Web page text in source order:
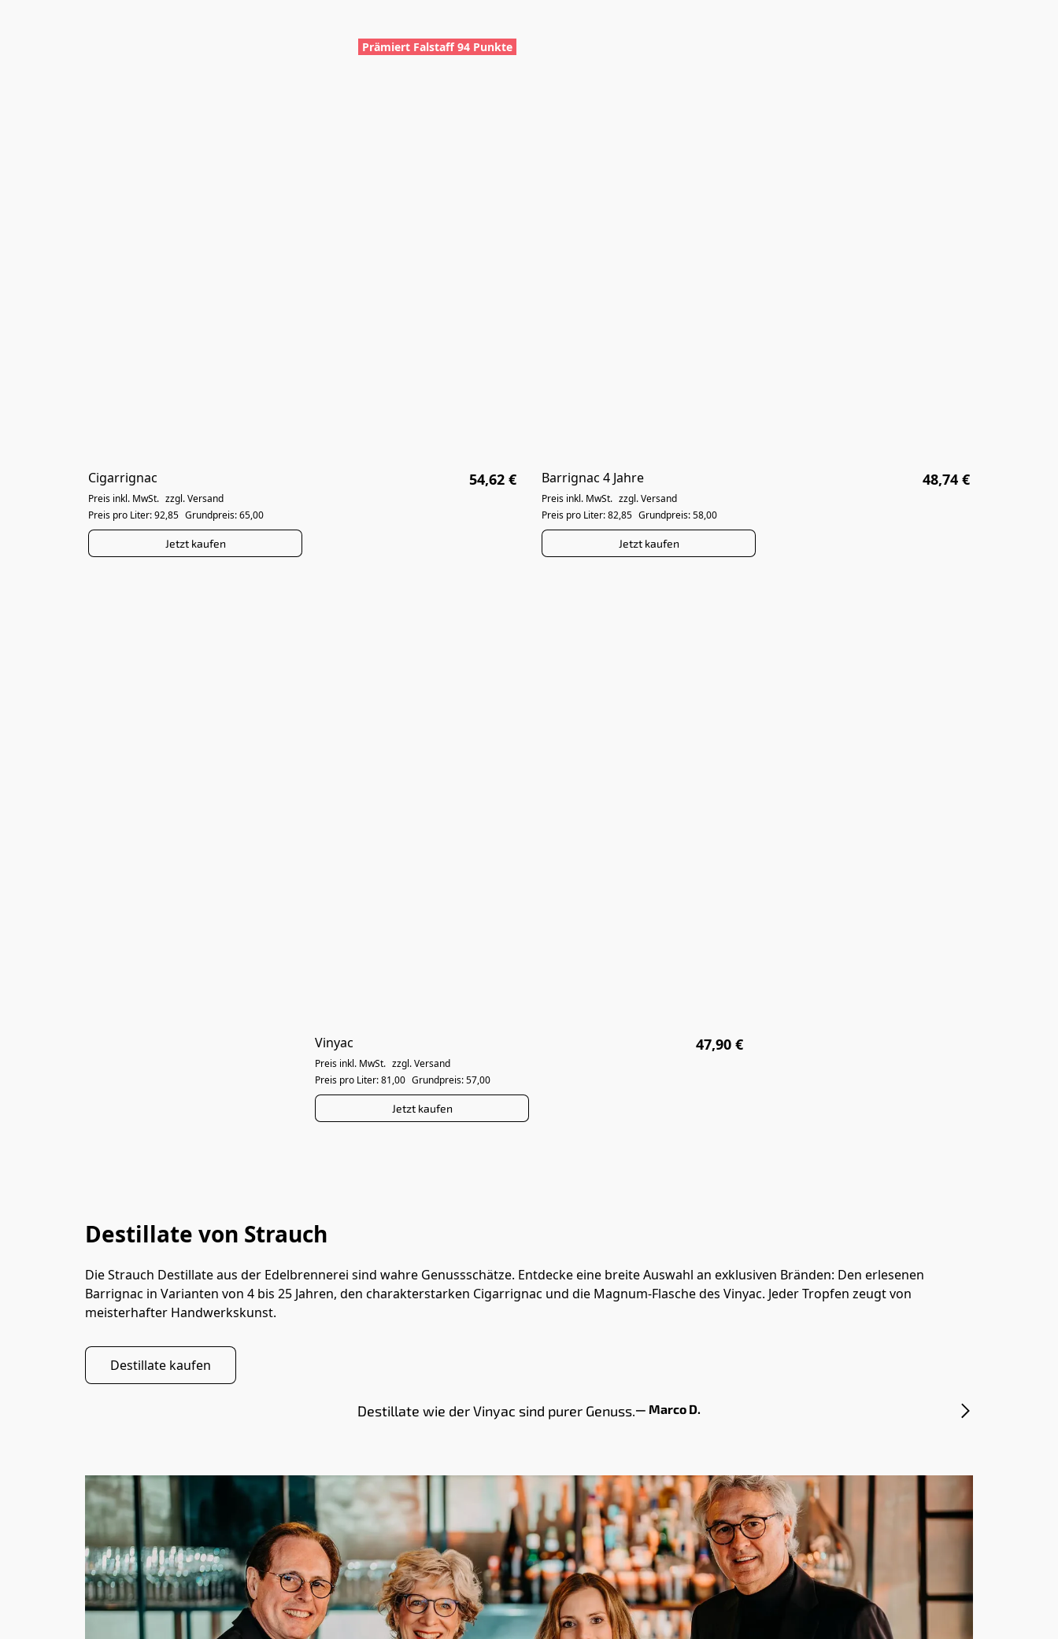
Prämiert Falstaff 94 Punkte
54,62 €
Cigarrignac
Preis inkl. MwSt. zzgl. Versand
Preis pro Liter: 92,85 Grundpreis: 65,00
Jetzt kaufen
48,74 €
Barrignac 4 Jahre
Preis inkl. MwSt. zzgl. Versand
Preis pro Liter: 82,85 Grundpreis: 58,00
Jetzt kaufen
47,90 €
Vinyac
Preis inkl. MwSt. zzgl. Versand
Preis pro Liter: 81,00 Grundpreis: 57,00
Jetzt kaufen
Destillate von Strauch
Die Strauch Destillate aus der Edelbrennerei sind wahre Genussschätze. Entdecke eine breite Auswahl an exklusiven Bränden: Den erlesenen
Barrignac in Varianten von 4 bis 25 Jahren, den charakterstarken Cigarrignac und die Magnum-Flasche des Vinyac. Jeder Tropfen zeugt von
meisterhafter Handwerkskunst.
Destillate kaufen
Destillate wie der Vinyac sind purer Genuss.— Marco D.